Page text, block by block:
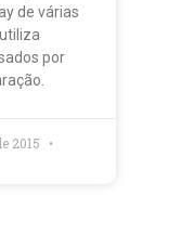
de várias
por
2015